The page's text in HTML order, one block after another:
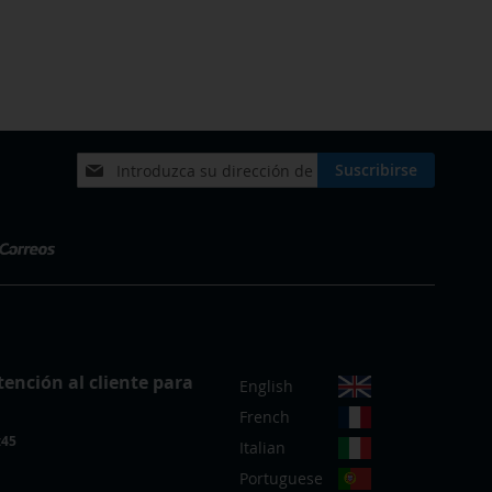
Inscríbase
a
Suscribirse
al cliente para
S
l
e
English
French
Italian
Portuguese